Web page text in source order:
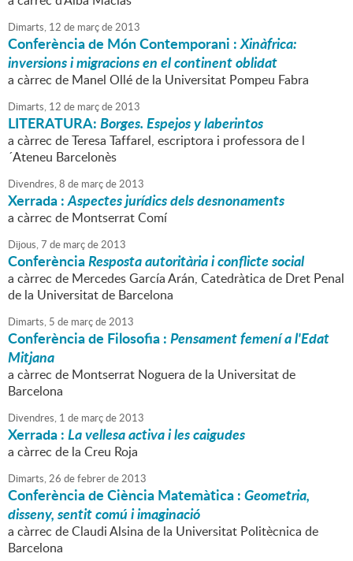
Dimarts, 12 de marçde2013
Conferència de Món Contemporani :Xinàfrica:
inversions i migracions en el continent oblidat
a càrrec de Manel Ollé de la Universitat Pompeu Fabra
Dimarts, 12 de marçde2013
LITERATURA:Borges. Espejos y laberintos
a càrrec de Teresa Taffarel, escriptora i professora de l
´Ateneu Barcelonès
Divendres,8 de marçde2013
Xerrada :Aspectes jurídics dels desnonaments
a càrrec de Montserrat Comí
Dijous,7 de marçde2013
ConferènciaResposta autoritària i conflicte social
a càrrec de Mercedes García Arán, Catedràtica de Dret Penal
de la Universitat de Barcelona
Dimarts, 5 de marçde2013
Conferència de Filosofia :Pensament femení a l'Edat
Mitjana
a càrrec de Montserrat Noguera de la Universitat de
Barcelona
Divendres, 1 de marçde2013
Xerrada :La vellesa activa i les caigudes
a càrrec de la Creu Roja
Dimarts,26 defebrerde2013
Conferència de Ciència Matemàtica :Geometria,
disseny, sentit comú i imaginació
a càrrec de Claudi Alsina de la Universitat Politècnica de
Barcelona